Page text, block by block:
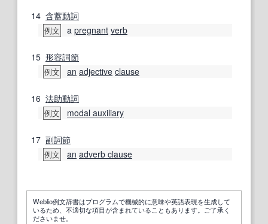
14 含蓄動詞
例文 a pregnant verb
15 形容詞節
例文 an adjective clause
16 法助動詞
例文 modal auxiliary
17 副詞節
例文 an adverb clause
Weblio例文辞書はプログラムで機械的に意味や英語表現を生成して
いるため、不適切な項目が含まれていることもあります。ご了承く
ださいませ。